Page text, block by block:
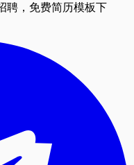
聘，免费简历模板下